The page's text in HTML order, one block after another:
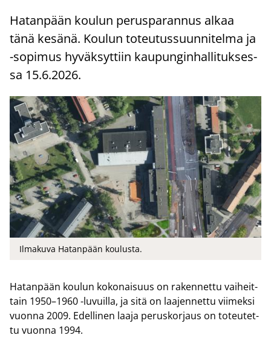
Ha­tan­pään kou­lun pe­rus­pa­ran­nus alkaa
tänä ke­sä­nä. Kou­lun to­teu­tus­suun­ni­tel­ma ja
-​sopimus hy­väk­syt­tiin kau­pun­gin­hal­li­tuk­ses­
sa 15.6.2026.
Ilmakuva Hatanpään koulusta.
Ha­tan­pään kou­lun ko­ko­nai­suus on ra­ken­net­tu vai­heit­
tain 1950–1960 -​luvuilla, ja sitä on laa­jen­net­tu vii­mek­si
vuon­na 2009. Edel­li­nen laaja pe­rus­kor­jaus on to­teu­tet­
tu vuon­na 1994.